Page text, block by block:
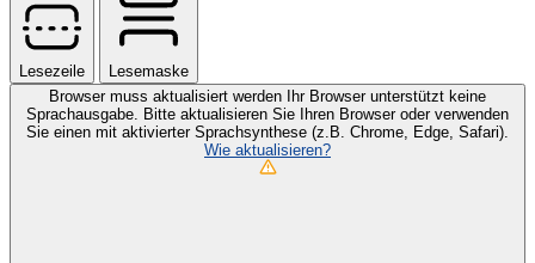
Lesezeile
Lesemaske
Browser muss aktualisiert werden
Ihr Browser unterstützt keine
Sprachausgabe. Bitte aktualisieren Sie Ihren Browser oder verwenden
Sie einen mit aktivierter Sprachsynthese (z.B. Chrome, Edge, Safari).
Wie aktualisieren?